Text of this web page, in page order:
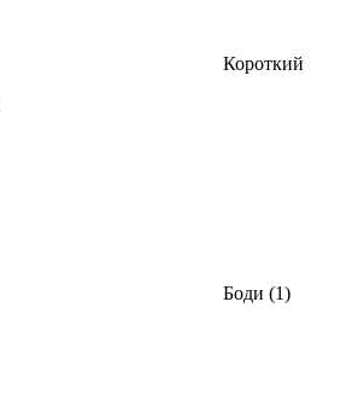
Короткий
Боди (1)